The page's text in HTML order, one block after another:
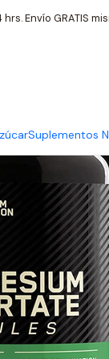
Suplementos
Envío GRATIS